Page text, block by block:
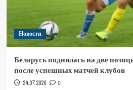
Новости
Беларусь поднялась на две
после успешных матчей клубов
24.07.2026 0